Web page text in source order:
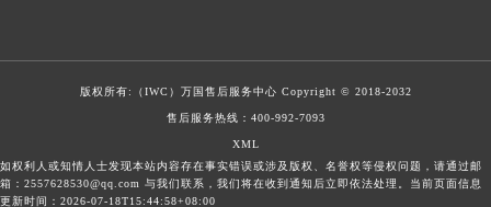
版权所有:（IWC） 万国售后服务中心 Copyright © 2018-2032
售后服务热线： 400-992-7093
XML
如权利人或知情人士发现本站内容存在事实错误或涉及版权、名誉权等侵权问题，请通过邮
箱：2557628530@qq.com 与我们联系，我们将在收到通知后立即依法处理。当前页面信息
更新时间：2026-07-18T15:44:58+08:00